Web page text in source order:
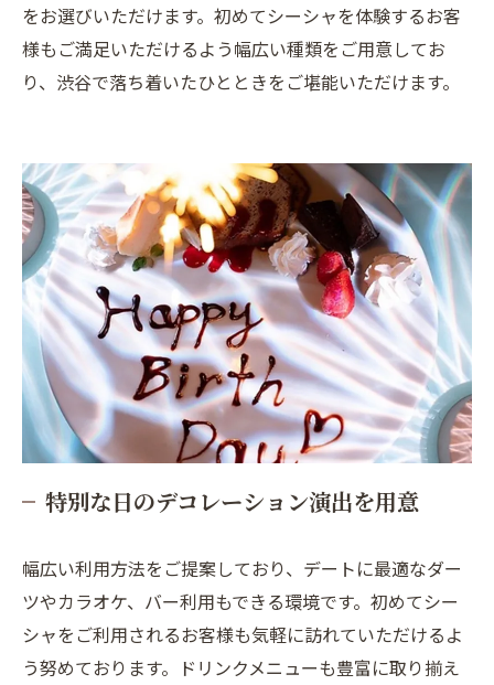
をお選びいただけます。初めてシーシャを体験するお客
様もご満足いただけるよう幅広い種類をご用意してお
り、渋谷で落ち着いたひとときをご堪能いただけます。
特別な日のデコレーション演出を用意
幅広い利用方法をご提案しており、デートに最適なダー
ツやカラオケ、バー利用もできる環境です。初めてシー
シャをご利用されるお客様も気軽に訪れていただけるよ
う努めております。ドリンクメニューも豊富に取り揃え